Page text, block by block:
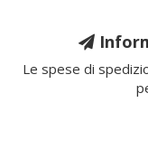
Le spese di